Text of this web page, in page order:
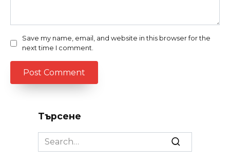
Save my name, email, and website in this browser for the
next time I comment.
Търсене
Search
for: